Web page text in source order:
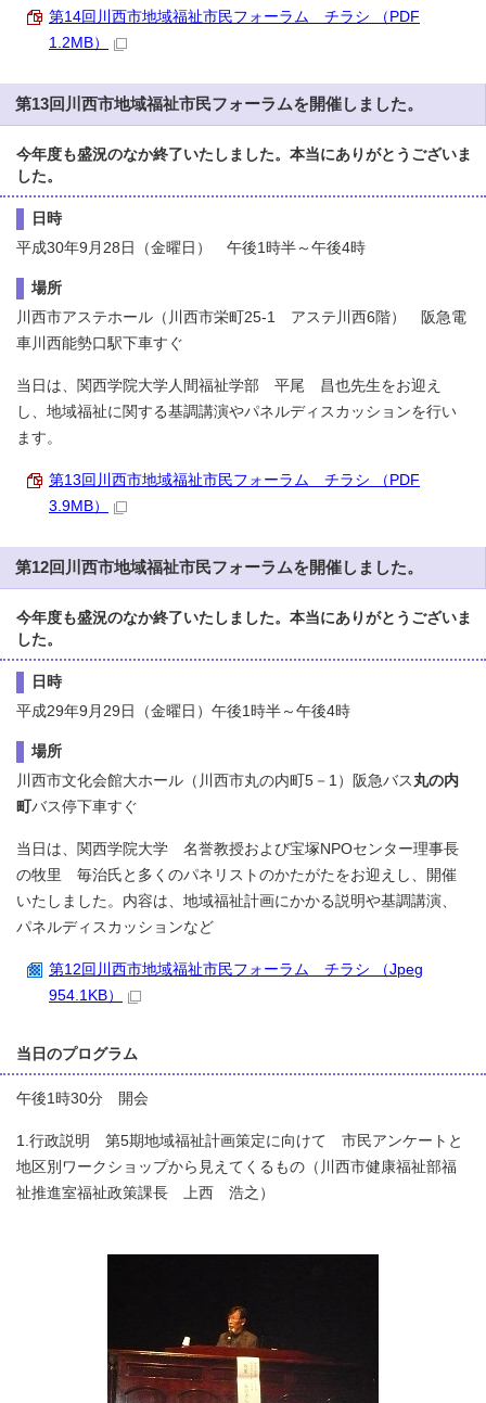
第14回川西市地域福祉市民フォーラム チラシ （PDF
1.2MB）
第13回川西市地域福祉市民フォーラムを開催しました。
今年度も盛況のなか終了いたしました。本当にありがとうございま
した。
日時
平成30年9月28日（金曜日） 午後1時半～午後4時
場所
川西市アステホール（川西市栄町25-1 アステ川西6階） 阪急電
車川西能勢口駅下車すぐ
当日は、関西学院大学人間福祉学部 平尾 昌也先生をお迎え
し、地域福祉に関する基調講演やパネルディスカッションを行い
ます。
第13回川西市地域福祉市民フォーラム チラシ （PDF
3.9MB）
第12回川西市地域福祉市民フォーラムを開催しました。
今年度も盛況のなか終了いたしました。本当にありがとうございま
した。
日時
平成29年9月29日（金曜日）午後1時半～午後4時
場所
川西市文化会館大ホール（川西市丸の内町5－1）阪急バス 丸の内
町 バス停下車すぐ
当日は、関西学院大学 名誉教授および宝塚NPOセンター理事長
の牧里 毎治氏と多くのパネリストのかたがたをお迎えし、開催
いたしました。内容は、地域福祉計画にかかる説明や基調講演、
パネルディスカッションなど
第12回川西市地域福祉市民フォーラム チラシ （Jpeg
954.1KB）
当日のプログラム
午後1時30分 開会
1.行政説明 第5期地域福祉計画策定に向けて 市民アンケートと
地区別ワークショップから見えてくるもの（川西市健康福祉部福
祉推進室福祉政策課長 上西 浩之）